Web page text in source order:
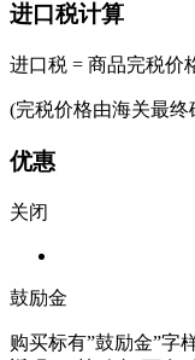
进口税计算
进口税 = 商品完税价
(完税价格由海关最终
优惠
关闭
鼓励金
购买标有”鼓励金”字